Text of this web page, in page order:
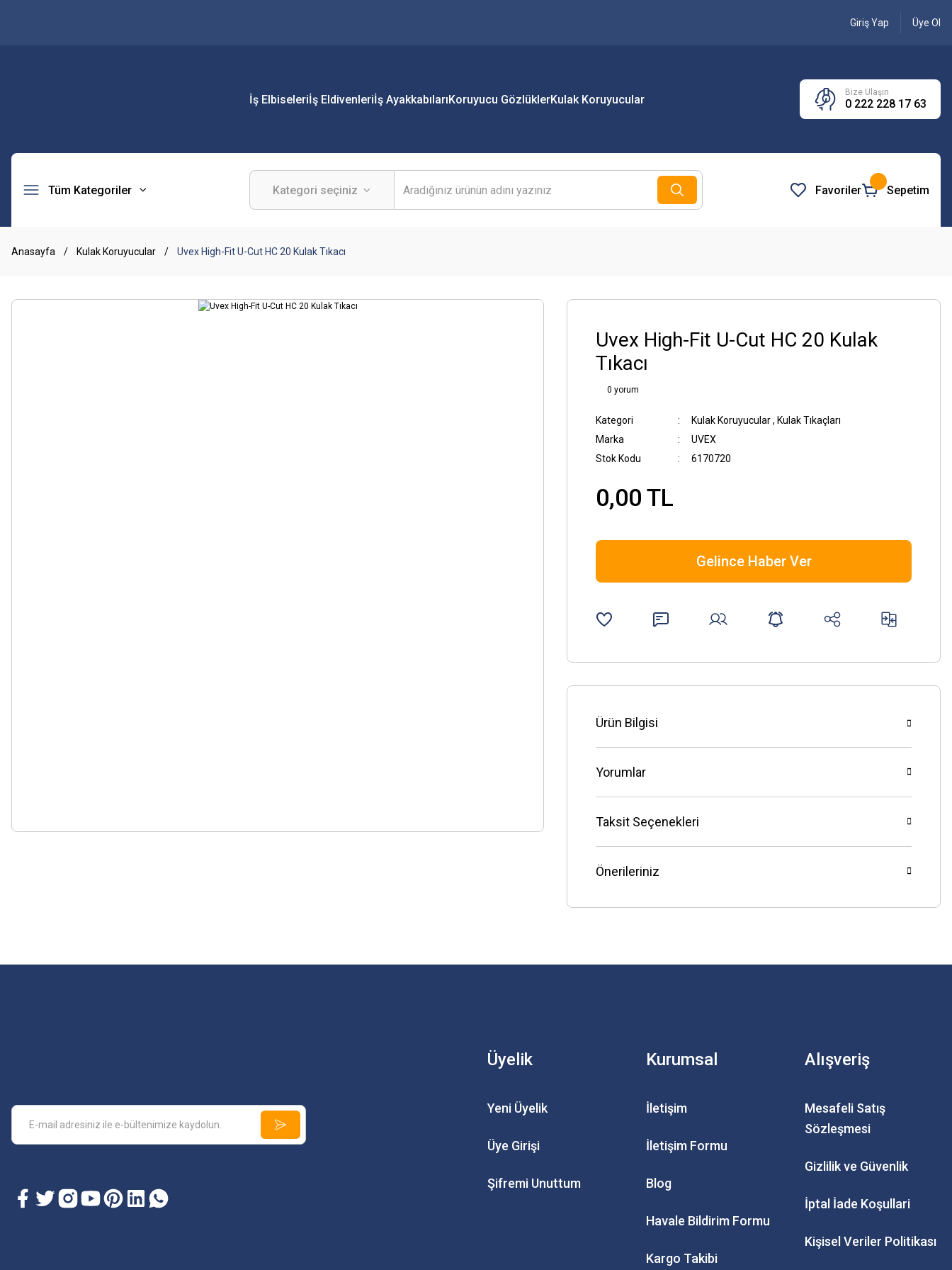
Giriş Yap Üye Ol
İş Elbiseleriİş Eldivenleriİş AyakkabılarıKoruyucu GözlüklerKulak Koruyucular
Bize Ulaşın
0 222 228 17 63
Tüm Kategoriler Favoriler Sepetim
Anasayfa Kulak Koruyucular Uvex High-Fit U-Cut HC 20 Kulak Tıkacı
Uvex High-Fit U-Cut HC 20 Kulak
Tıkacı
0 yorum
Kategori Kulak Koruyucular, Kulak Tıkaçları
Marka
UVEX
Stok Kodu
6170720
0,00 TL
Gelince Haber Ver
Ürün Bilgisi
Yorumlar
Taksit Seçenekleri
Önerileriniz
Üyelik
Yeni Üyelik
Üye Girişi
Şifremi Unuttum
Kurumsal
İletişim
İletişim Formu
Blog
Havale Bildirim Formu
Kargo Takibi
Alışveriş
Mesafeli Satış
Sözleşmesi
Gizlilik ve Güvenlik
İptal İade Koşullari
Kişisel Veriler Politikası